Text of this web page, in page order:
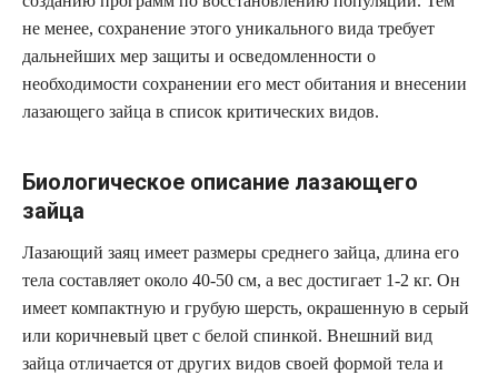
не менее, сохранение этого уникального вида требует
дальнейших мер защиты и осведомленности о
необходимости сохранении его мест обитания и внесении
лазающего зайца в список критических видов.
Биологическое описание лазающего
зайца
Лазающий заяц имеет размеры среднего зайца, длина его
тела составляет около 40-50 см, а вес достигает 1-2 кг. Он
имеет компактную и грубую шерсть, окрашенную в серый
или коричневый цвет с белой спинкой. Внешний вид
зайца отличается от других видов своей формой тела и